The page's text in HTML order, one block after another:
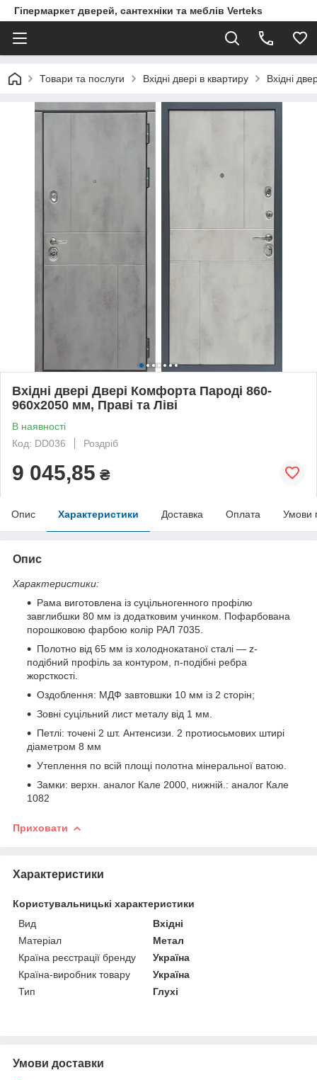
Гіпермаркет дверей, сантехніки та меблів Verteks
Товари та послуги Вхідні двері в квартиру Вхідні
Вхідні двері Двері Комфорта Пароді 860-
960x2050 мм, Праві та Ліві
В наявності
Код: DD036
Роздріб
9 045,85 ₴
Опис Характеристики Доставка Оплата Умови
Опис
Характеристики:
Рама виготовлена із суцільногенного профілю
завглибшки 80 мм із додатковим учинком. Пофарбована
порошковою фарбою колір РАЛ 7035.
Полотно від 65 мм із холоднокатаної сталі — z-
подібний профіль за контуром, п-подібні ребра
жорсткості.
Оздоблення: МДФ завтовшки 10 мм із 2 сторін;
Зовні суцільний лист металу від 1 мм.
Петлі: точені 2 шт. Антенсизи. 2 протиосьмових штирі
діаметром 8 мм
Утеплення по всій площі полотна мінеральної ватою.
Замки: верхн. аналог Кале 2000, нижній.: аналог Кале
1082
Приховати
Характеристики
Користувальницькі характеристики
Вид
Вхідні
Матеріал
Метал
Країна реєстрації бренду
Україна
Країна-виробник товару
Україна
Тип
Глухі
Умови доставки